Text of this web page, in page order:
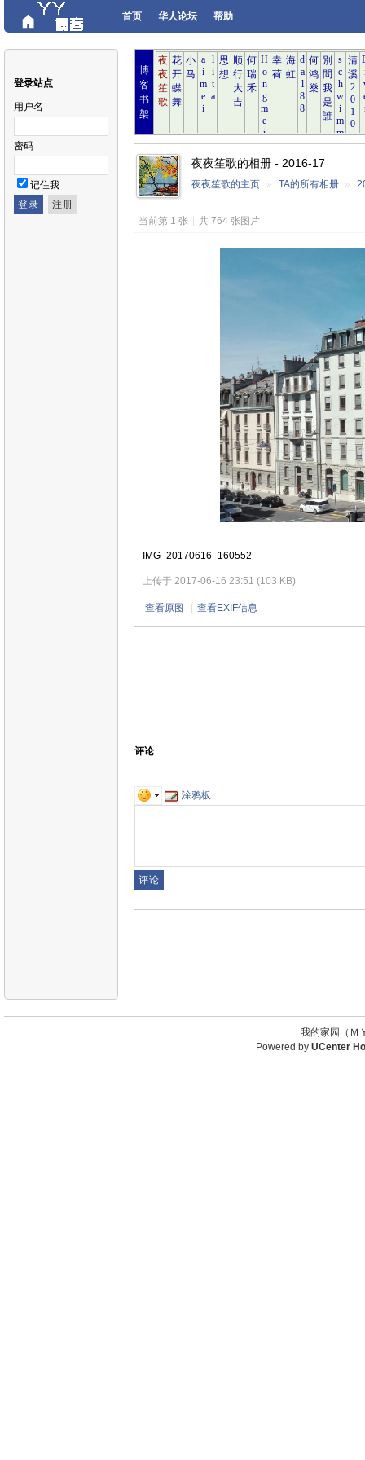
首页 华人论坛 帮助
登录站点
用户名
密码
记住我
博
客
书
架
夜夜笙歌的相册 - 2016-17
夜夜笙歌的主页 » TA的所有相册 »
当前第 1 张 共 764 张图片
IMG_20170616_160552
上传于 2017-06-16 23:51 (103 KB)
查看原图 查看EXIF信息
评论
涂鸦板
我的家园（
Powered by UCenter